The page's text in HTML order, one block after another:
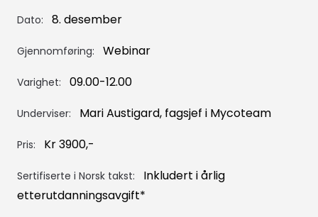
Dato: 8. desember
Gjennomføring: Webinar
Varighet: 09.00-12.00
Underviser: Mari Austigard, fagsjef i Mycoteam
Pris: Kr 3900,-
Sertifiserte i Norsk takst:
Inkludert i årlig
etterutdanningsavgift*
Norsk takst og send inn
E-post
Passord
Glemt passord? Klikk her